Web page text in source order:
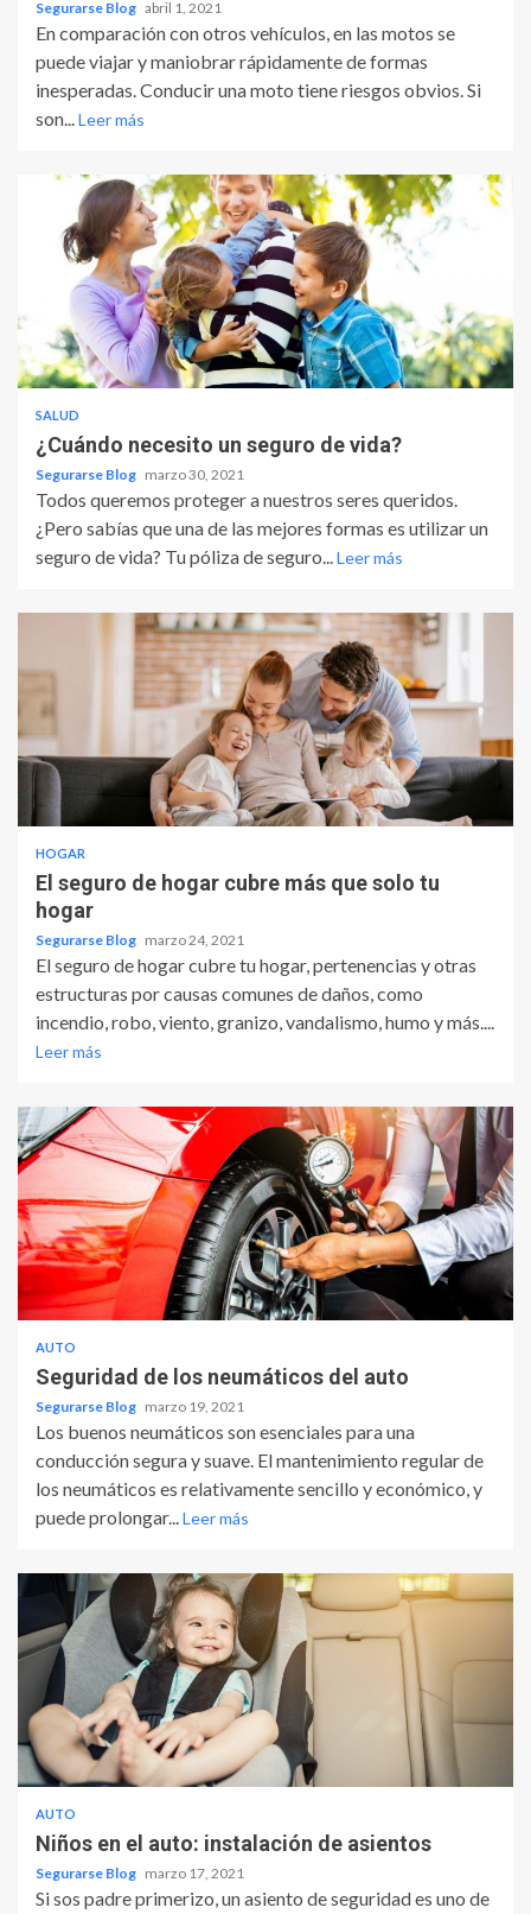
Segurarse Blog abril 1, 2021
En comparación con otros vehículos, en las motos se
puede viajar y maniobrar rápidamente de formas
inesperadas. Conducir una moto tiene riesgos obvios. Si
son...Leer más
SALUD
¿Cuándo necesito un seguro de vida?
Segurarse Blog marzo 30, 2021
Todos queremos proteger a nuestros seres queridos.
¿Pero sabías que una de las mejores formas es utilizar un
seguro de vida? Tu póliza de seguro...Leer más
HOGAR
El seguro de hogar cubre más que solo tu
hogar
Segurarse Blog marzo 24, 2021
El seguro de hogar cubre tu hogar, pertenencias y otras
estructuras por causas comunes de daños, como
incendio, robo, viento, granizo, vandalismo, humo y más....
Leer más
AUTO
Seguridad de los neumáticos del auto
Segurarse Blog marzo 19, 2021
Los buenos neumáticos son esenciales para una
conducción segura y suave. El mantenimiento regular de
los neumáticos es relativamente sencillo y económico, y
puede prolongar...Leer más
AUTO
Niños en el auto: instalación de asientos
Segurarse Blog marzo 17, 2021
Si sos padre primerizo, un asiento de seguridad es uno de